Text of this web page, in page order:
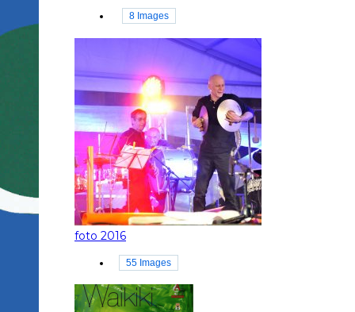
8 Images
foto 2016
55 Images